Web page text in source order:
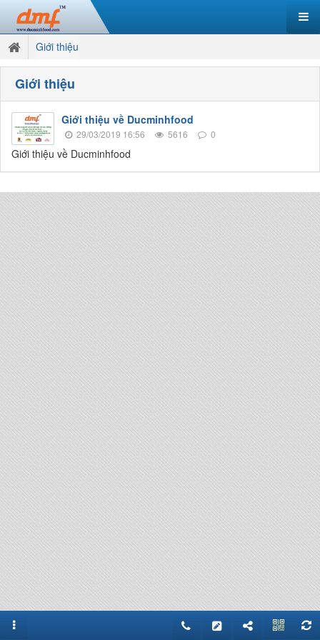
Giới thiệu
Giới thiệu
Giới thiệu về Ducminhfood
29/03/2019 16:56 5616 0
Giới thiệu về Ducminhfood